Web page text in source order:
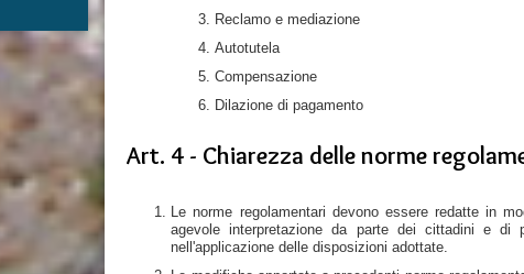
Reclamo e mediazione
Autotutela
Compensazione
Dilazione di pagamento
Art. 4 - Chiarezza delle norme
Le norme regolamentari devono essere redatte in
agevole interpretazione da parte dei cittadini e di
nell'applicazione delle disposizioni adottate.